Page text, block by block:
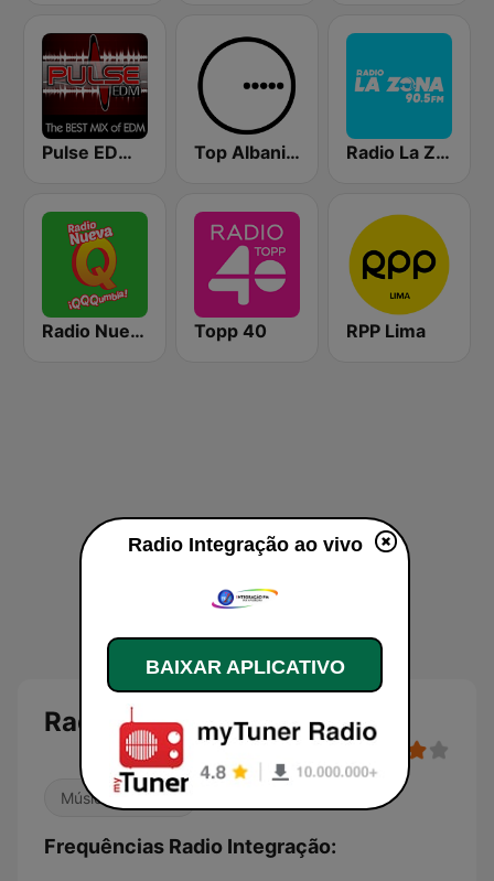
Pulse EDM Dance Music Top Albania Radio Radio La Zona
Radio Nueva Q Topp 40 RPP Lima
Radio Integração
Música Brasileira
Frequências Radio Integração:
Radio Integração ao vivo
BAIXAR APLICATIVO